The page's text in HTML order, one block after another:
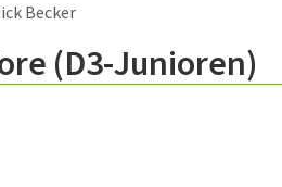
Becker
(D3-Junioren)